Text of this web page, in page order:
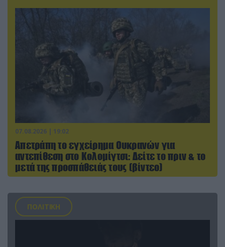
07.08.2026 | 19:02
Απετράπη το εγχείρημα Ουκρανών για
αντεπίθεση στο Κολομίγτσι: Δείτε το πριν & το
μετά της προσπάθειάς τους (βίντεο)
ΠΟΛΙΤΙΚΗ